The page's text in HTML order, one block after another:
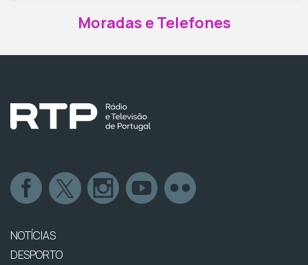
Moradas e Telefones
NOTÍCIAS
DESPORTO